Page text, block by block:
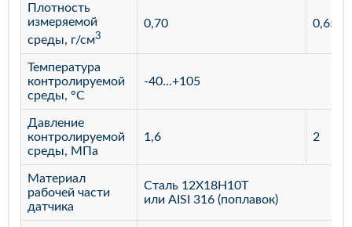
Плотность
измеряемой
среды, г/см3
0,70 0,65
Температура
контролируемой
среды, °С
-40...+105
Давление
контролируемой
среды, МПа
1,6 2
Материал
рабочей части
датчика
Сталь 12Х18Н10Т
или AISI 316 (поплавок)